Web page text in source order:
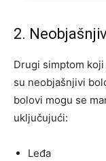
2.
Drugi simptom
su neobjašnjivi
bolovi mogu se
uključujući:
Leđa